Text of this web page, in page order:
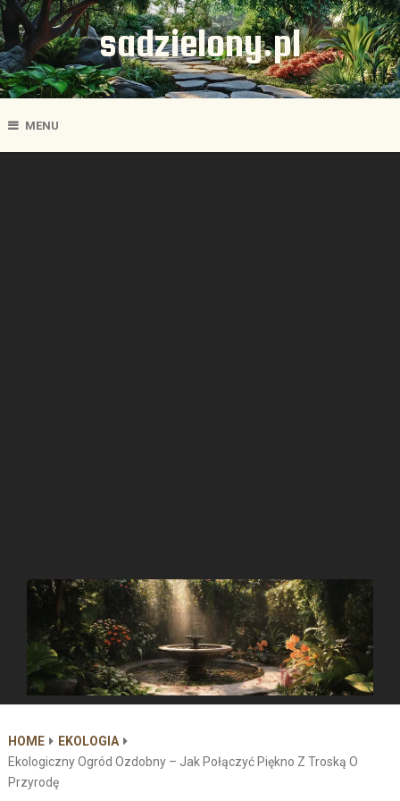
sadzielony.pl
MENU
HOME
EKOLOGIA
Ekologiczny Ogród Ozdobny – Jak Połączyć Piękno Z Troską O
Przyrodę